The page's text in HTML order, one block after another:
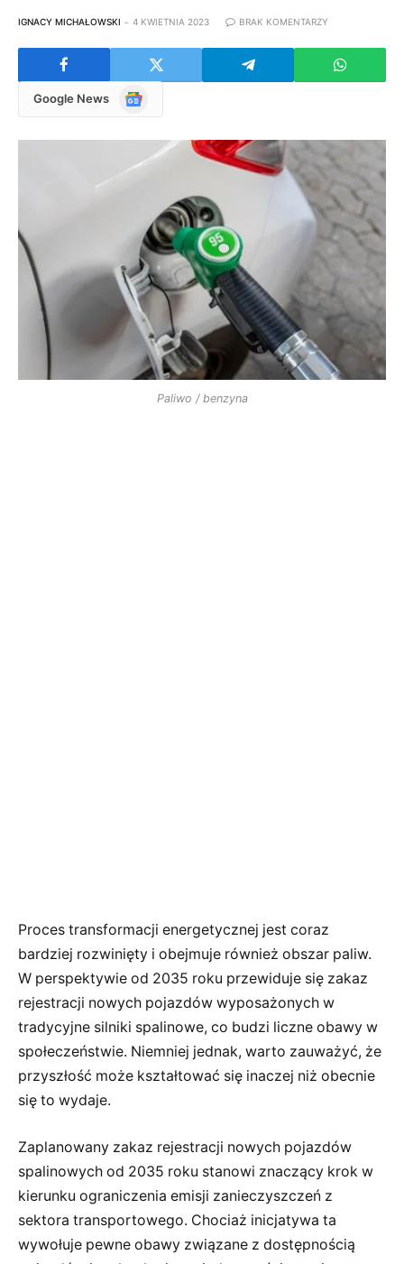
IGNACY MICHAŁOWSKI 4 KWIETNIA 2023 BRAK KOMENTARZY
Google News
Google
Paliwo / benzyna
Proces transformacji energetycznej jest coraz
bardziej rozwinięty i obejmuje również obszar paliw.
W perspektywie od 2035 roku przewiduje się zakaz
rejestracji nowych pojazdów wyposażonych w
tradycyjne silniki spalinowe, co budzi liczne obawy w
społeczeństwie. Niemniej jednak, warto zauważyć, że
przyszłość może kształtować się inaczej niż obecnie
się to wydaje.
Zaplanowany zakaz rejestracji nowych pojazdów
spalinowych od 2035 roku stanowi znaczący krok w
kierunku ograniczenia emisji zanieczyszczeń z
sektora transportowego. Chociaż inicjatywa ta
wywołuje pewne obawy związane z dostępnością